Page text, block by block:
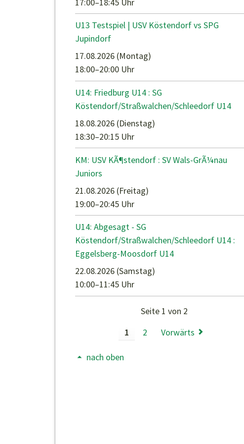
U13 Testspiel | USV Köstendorf vs SPG
Jupindorf
17.08.2026 (Montag)
18:00–20:00 Uhr
U14: Friedburg U14 : SG
Köstendorf/Straßwalchen/Schleedorf U14
18.08.2026 (Dienstag)
18:30–20:15 Uhr
KM: USV KÃ¶stendorf : SV Wals-GrÃ¼nau
Juniors
21.08.2026 (Freitag)
19:00–20:45 Uhr
U14: Abgesagt - SG
Köstendorf/Straßwalchen/Schleedorf U14 :
Eggelsberg-Moosdorf U14
22.08.2026 (Samstag)
10:00–11:45 Uhr
Seite 1 von 2
1
2 Vorwärts
nach oben